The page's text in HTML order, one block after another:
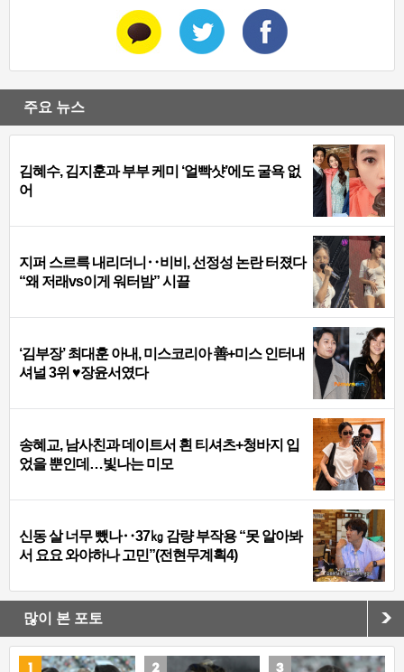
주요 뉴스
김혜수, 김지훈과 부부 케미 ‘얼빡샷’에도 굴욕 없
어
지퍼 스르륵 내리더니‥비비, 선정성 논란 터졌다
“왜 저래vs이게 워터밤” 시끌
‘김부장’ 최대훈 아내, 미스코리아 善+미스 인터내
셔널 3위 ♥장윤서였다
송혜교, 남사친과 데이트서 흰 티셔츠+청바지 입
었을 뿐인데…빛나는 미모
신동 살 너무 뺐나‥37㎏ 감량 부작용 “못 알아봐
서 요요 와야하나 고민”(전현무계획4)
많이 본 포토